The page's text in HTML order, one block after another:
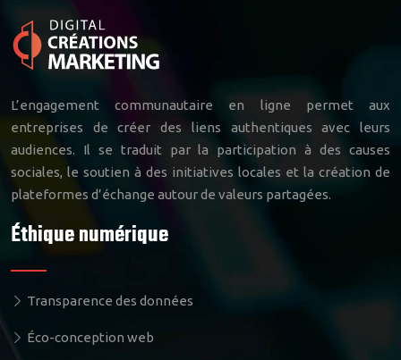
L’engagement communautaire en ligne permet aux
entreprises de créer des liens authentiques avec leurs
audiences. Il se traduit par la participation à des causes
sociales, le soutien à des initiatives locales et la création de
plateformes d’échange autour de valeurs partagées.
Éthique numérique
Transparence des données
Éco-conception web